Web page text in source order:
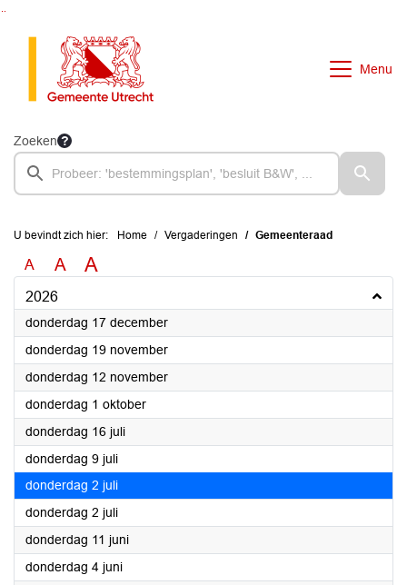
Menu
Zoeken
U bevindt zich hier: Home Vergaderingen Gemeenteraad
A A A
2026
donderdag 17 december2026
donderdag 19 november2026
donderdag 12 november2026
donderdag 1 oktober2026
donderdag 16 juli2026
donderdag 9 juli2026
donderdag 2 juli2026
donderdag 2 juli2026
donderdag 11 juni2026
donderdag 4 juni2026